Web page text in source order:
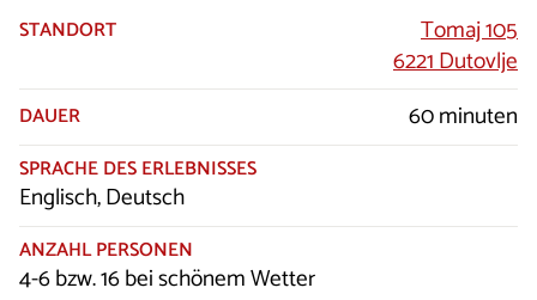
STANDORT
Tomaj 105
6221 Dutovlje
DAUER 60 minuten
SPRACHE DES ERLEBNISSES
Englisch, Deutsch
ANZAHL PERSONEN
4-6 bzw. 16 bei schönem Wetter